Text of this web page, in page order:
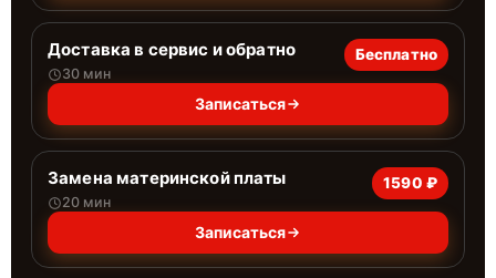
Доставка в сервис и обратно
30 мин
Бесплатно
Записаться
Замена материнской платы
20 мин
1590 ₽
Записаться